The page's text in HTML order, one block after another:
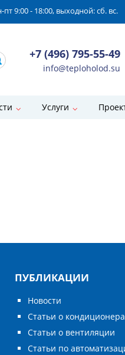
пт 9:00 - 18:00, выходной: сб. вс.
+7 (496) 795-55-49
info@teploholod.su
Услуги
ПУБЛИКАЦИИ
Новости
Статьи о
Статьи о вентиляции
Статьи по